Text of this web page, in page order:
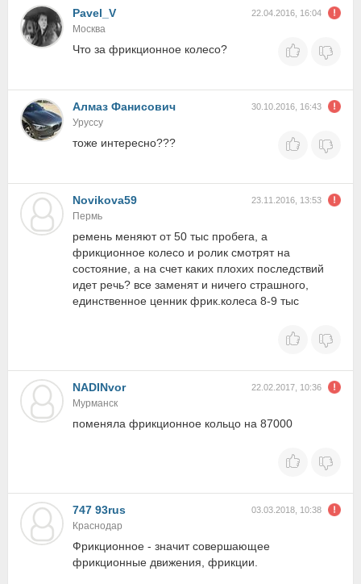
Pavel_V
22.04.2016, 16:04
Москва
Что за фрикционное колесо?
Алмаз Фанисович 30.10.2016, 16:43
Уруссу
тоже интересно???
Novikova59 23.11.2016, 13:53
Пермь
ремень меняют от 50 тыс пробега, а
фрикционное колесо и ролик смотрят на
состояние, а на счет каких плохих последствий
идет речь? все заменят и ничего страшного,
единственное ценник фрик.колеса 8-9 тыс
NADINvor 22.02.2017, 10:36
Мурманск
поменяла фрикционное кольцо на 87000
747 93rus 03.03.2018, 10:38
Краснодар
Фрикционное - значит совершающее
фрикционные движения, фрикции.